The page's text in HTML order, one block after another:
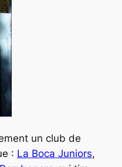
un club de
: La Boca Juniors,